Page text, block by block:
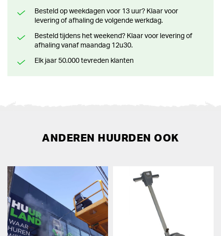
Besteld op weekdagen voor 13 uur? Klaar voor
levering of afhaling de volgende werkdag.
Besteld tijdens het weekend? Klaar voor levering of
afhaling vanaf maandag 12u30.
Elk jaar 50.000 tevreden klanten
ANDEREN HUURDEN OOK